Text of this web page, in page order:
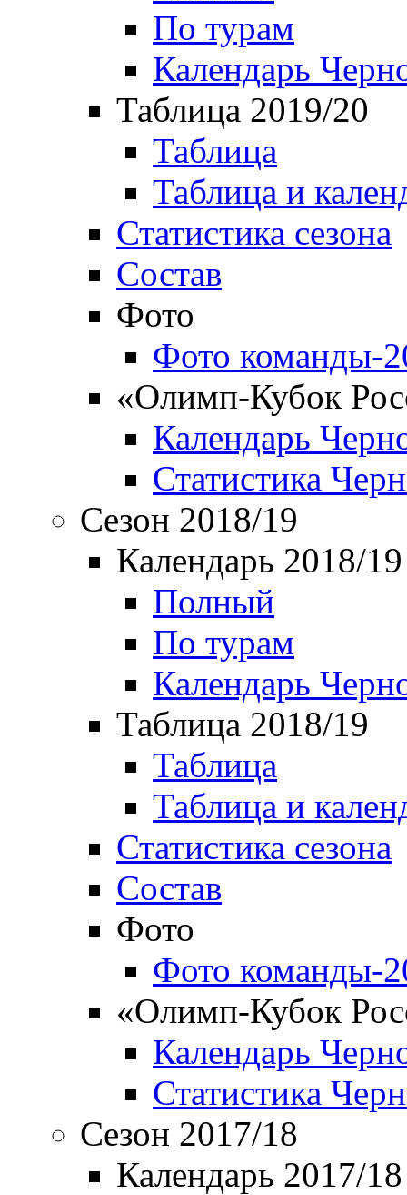
По турам
Календарь
Таблица 2019/20
Таблица
Таблица и
Статистика сезона
Состав
Фото
Фото команды-
«Олимп-Кубок
Календарь
Статистика
Сезон 2018/19
Календарь 2018/19
Полный
По турам
Календарь
Таблица 2018/19
Таблица
Таблица и
Статистика сезона
Состав
Фото
Фото команды-
«Олимп-Кубок
Календарь
Статистика
Сезон 2017/18
Календарь 2017/18